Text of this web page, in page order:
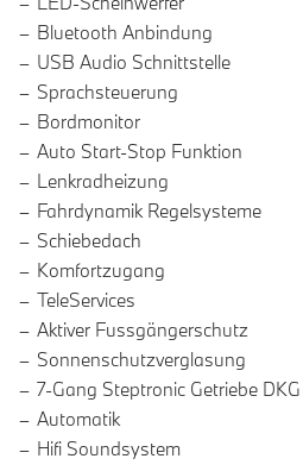
Bluetooth Anbindung
USB Audio Schnittstelle
Sprachsteuerung
Bordmonitor
Auto Start-Stop Funktion
Lenkradheizung
Fahrdynamik Regelsysteme
Schiebedach
Komfortzugang
TeleServices
Aktiver Fussgängerschutz
Sonnenschutzverglasung
7-Gang Steptronic Getriebe DKG
Automatik
Hifi Soundsystem